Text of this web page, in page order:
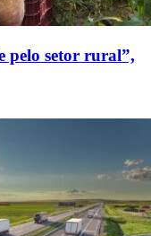
pelo setor rural”,